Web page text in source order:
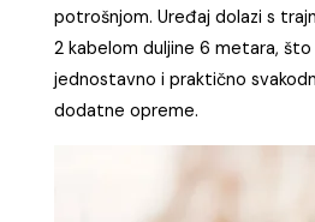
potrošnjom. Uređaj dolazi s
2 kabelom duljine 6 metara,
jednostavno i praktično
dodatne opreme.